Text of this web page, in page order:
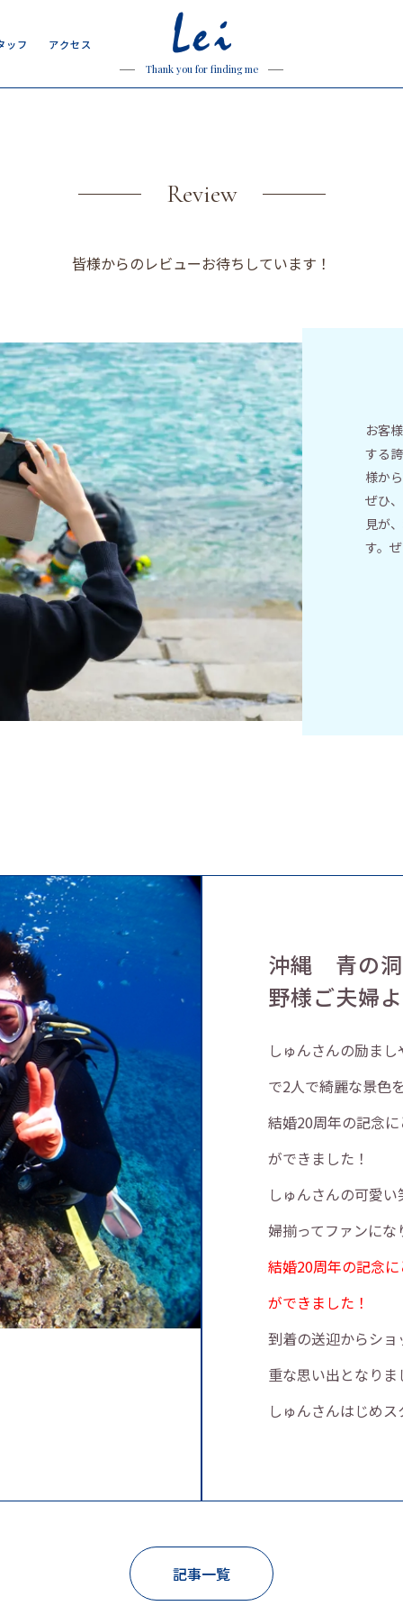
Lei
Thank you for finding me
ッフ アクセス
Review
皆様からのレビューお待ちしています！
お客
する
様か
ぜひ
見が
す。
沖縄 青の
野様ご夫婦
しゅんさんの励ま
で2人で綺麗な景色
結婚20周年の記念
ができました！
しゅんさんの可愛
婦揃ってファンにな
結婚20周年の記念
ができました！
到着の送迎からシ
重な思い出となりま
しゅんさんはじめ
記事一覧